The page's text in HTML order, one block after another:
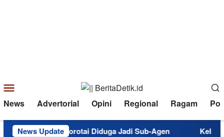
Mobile
News Advertorial Opini Regional Ragam
News Update
Pulau Morotai Diduga Jadi Sub-Agen Kelompok Tani